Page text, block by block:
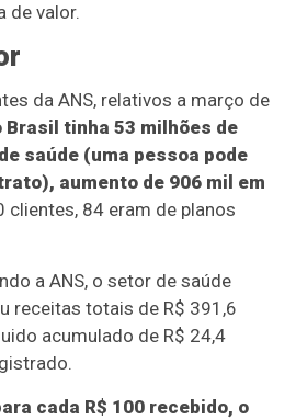
de valor.
da ANS, relativos a março de
Brasil tinha 53 milhões de
saúde (uma pessoa pode
aumento de 906 mil em
clientes, 84 eram de planos
a ANS, o setor de saúde
receitas totais de R$ 391,6
acumulado de R$ 24,4
cada R$ 100 recebido, o